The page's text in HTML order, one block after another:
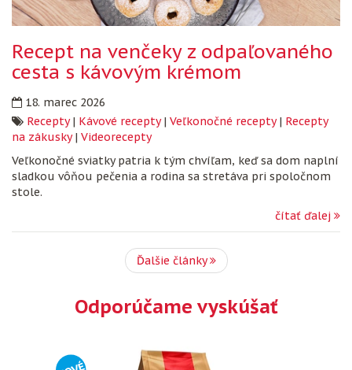
Recept na venčeky z odpaľovaného
cesta s kávovým krémom
18. marec 2026
Recepty| Kávové recepty| Veľkonočné recepty| Recepty
na zákusky| Videorecepty
Veľkonočné sviatky patria k tým chvíľam, keď sa dom naplní
sladkou vôňou pečenia a rodina sa stretáva pri spoločnom
stole.
čítať ďalej
Ďalšie články
Odporúčame vyskúšať